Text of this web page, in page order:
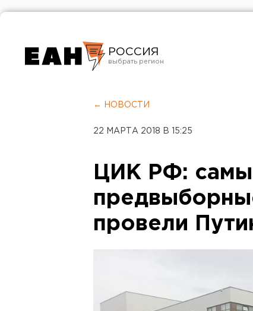
РОССИЯ
Челябинск
← НОВОСТИ
22 МАРТА 2018 В 15:25
ЦИК РФ:
провели